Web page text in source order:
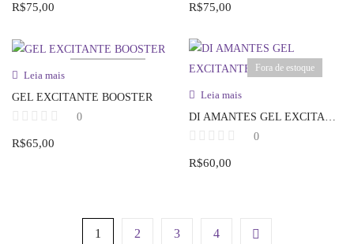
R$75,00 R$75,00
Leia mais
GEL EXCITANTE BOOSTER
0
R$65,00
Fora de estoque
Leia mais
DI AMANTES GEL EXCITANTE
0
R$60,00
1 2 3 4